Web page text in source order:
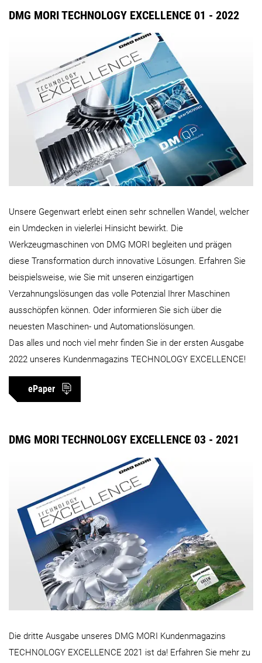
DMG MORI TECHNOLOGY EXCELLENCE 01 - 2022
Unsere Gegenwart erlebt einen sehr schnellen Wandel, welcher
ein Umdecken in vielerlei Hinsicht bewirkt. Die
Werkzeugmaschinen von DMG MORI begleiten und prägen
diese Transformation durch innovative Lösungen. Erfahren Sie
beispielsweise, wie Sie mit unseren einzigartigen
Verzahnungslösungen das volle Potenzial Ihrer Maschinen
ausschöpfen können. Oder informieren Sie sich über die
neuesten Maschinen- und Automationslösungen.
Das alles und noch viel mehr finden Sie in der ersten Ausgabe
2022 unseres Kundenmagazins TECHNOLOGY EXCELLENCE!
ePaper
DMG MORI TECHNOLOGY EXCELLENCE 03 - 2021
Die dritte Ausgabe unseres DMG MORI Kundenmagazins
TECHNOLOGY EXCELLENCE 2021 ist da! Erfahren Sie mehr zu